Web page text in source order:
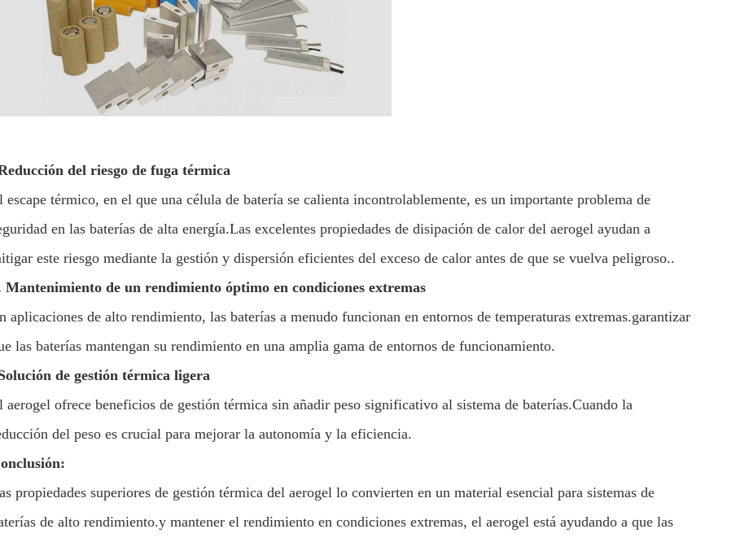
del riesgo de fuga térmica
escape térmico, en el que una célula de batería se calienta incontrolablemente, es un importante problema de
en las baterías de alta energía.Las excelentes propiedades de disipación de calor del aerogel ayudan a
este riesgo mediante la gestión y dispersión eficientes del exceso de calor antes de que se vuelva peligroso..
Mantenimiento de un rendimiento óptimo en condiciones extremas
aplicaciones de alto rendimiento, las baterías a menudo funcionan en entornos de temperaturas extremas.garantizar
las baterías mantengan su rendimiento en una amplia gama de entornos de funcionamiento.
de gestión térmica ligera
aerogel ofrece beneficios de gestión térmica sin añadir peso significativo al sistema de baterías.Cuando la
del peso es crucial para mejorar la autonomía y la eficiencia.
propiedades superiores de gestión térmica del aerogel lo convierten en un material esencial para sistemas de
de alto rendimiento.y mantener el rendimiento en condiciones extremas, el aerogel está ayudando a que las